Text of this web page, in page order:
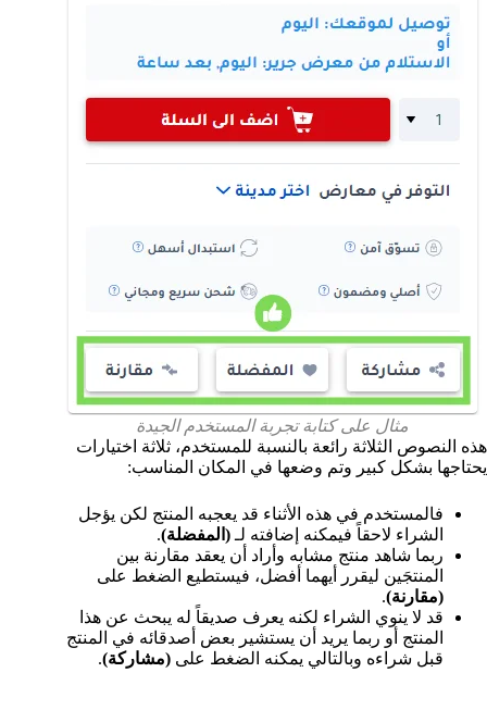
مثال على كتابة تجربة المستخدم الجيدة
هذه النصوص الثلاثة رائعة بالنسبة للمستخدم، ثلاثة اختيارات
يحتاجها بشكل كبير وتم وضعها في المكان المناسب:
فالمستخدم في هذه الأثناء قد يعجبه المنتج لكن يؤجل
الشراء لاحقاً فيمكنه إضافته لـ (المفضلة).
ربما شاهد منتج مشابه وأراد أن يعقد مقارنة بين
المنتجَين ليقرر أيهما أفضل، فيستطيع الضغط على
(مقارنة).
قد لا ينوي الشراء لكنه يعرف صديقاً له يبحث عن هذا
المنتج أو ربما يريد أن يستشير بعض أصدقائه في المنتج
قبل شراءه وبالتالي يمكنه الضغط على (مشاركة).